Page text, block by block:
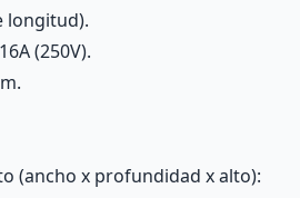
longitud).
(250V).
(ancho x profundidad x alto):